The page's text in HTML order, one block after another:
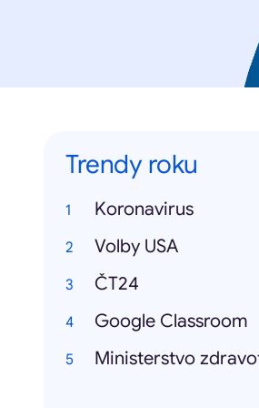
Trendy roku
Koronavirus
Volby USA
ČT24
Google Classroom
Ministerstvo